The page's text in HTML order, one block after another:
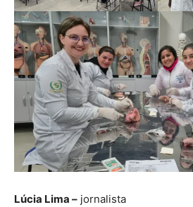
Lúcia Lima – jornalista